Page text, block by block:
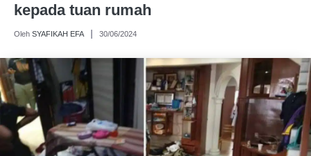
kepada tuan rumah
Oleh SYAFIKAH EFA 30/06/2024